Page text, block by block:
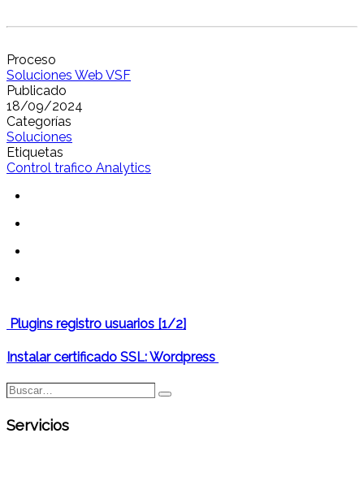
Proceso
Soluciones Web VSF
Publicado
18/09/2024
Categorías
Soluciones
Etiquetas
Control trafico Analytics
Plugins registro usuarios [1/2]
Instalar certificado SSL: Wordpress
Buscar…
Buscar
Servicios